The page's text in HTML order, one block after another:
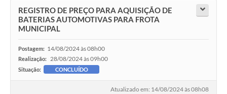
REGISTRO DE PREÇO PARA AQUISIÇÃO DE
BATERIAS AUTOMOTIVAS PARA FROTA
MUNICIPAL
Postagem: 14/08/2024 às 08h00
Realização: 28/08/2024 às 09h00
Situação: CONCLUÍDO
Atualizado em: 14/08/2024 às 08h08